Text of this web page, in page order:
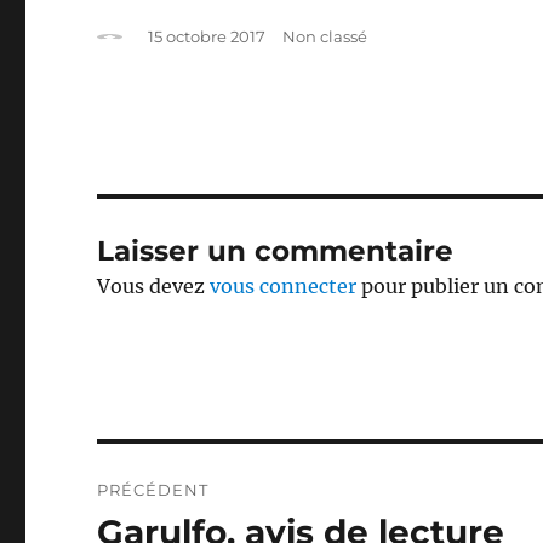
Auteur
Publié
15 octobre 2017 Catégories
Non classé
Laisser un commentaire
Vous devezvous connecter pour publier un
de
PRÉCÉDENT
Publication
Garulfo, avis de lecture